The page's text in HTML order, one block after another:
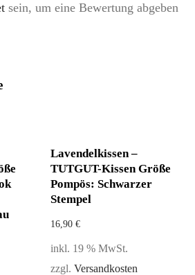
sein, um eine Bewertung abgeben
Lavendelkissen –
TUTGUT-Kissen Größe
Pompös: Schwarzer
Stempel
16,90 €
inkl. 19 % MwSt.
zzgl. Versandkosten